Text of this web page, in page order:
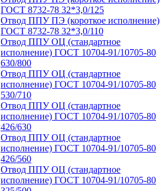
ГОСТ 8732-78 32*3,0/125
Отвод ППУ ПЭ (короткое исполнение)
ГОСТ 8732-78 32*3,0/110
Отвод ППУ ОЦ (стандартное
исполнение) ГОСТ 10704-91/10705-80
630/800
Отвод ППУ ОЦ (стандартное
исполнение) ГОСТ 10704-91/10705-80
530/710
Отвод ППУ ОЦ (стандартное
исполнение) ГОСТ 10704-91/10705-80
426/630
Отвод ППУ ОЦ (стандартное
исполнение) ГОСТ 10704-91/10705-80
426/560
Отвод ППУ ОЦ (стандартное
исполнение) ГОСТ 10704-91/10705-80